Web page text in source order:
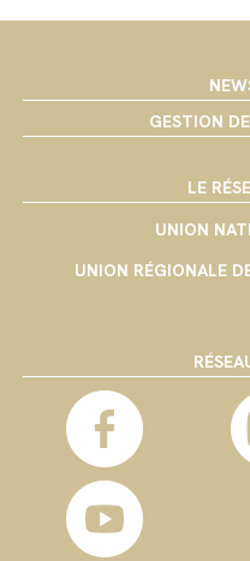
GESTION
LE
UNION
UNION RÉGIONALE